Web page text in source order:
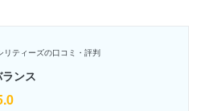
リティーズの口コミ・評判
ンス